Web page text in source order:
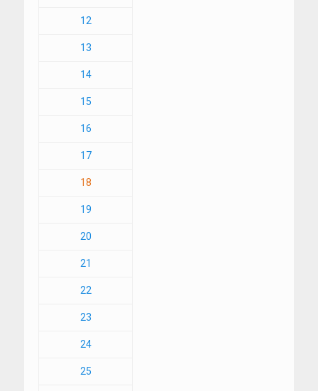
12
13
14
15
16
17
18
19
20
21
22
23
24
25